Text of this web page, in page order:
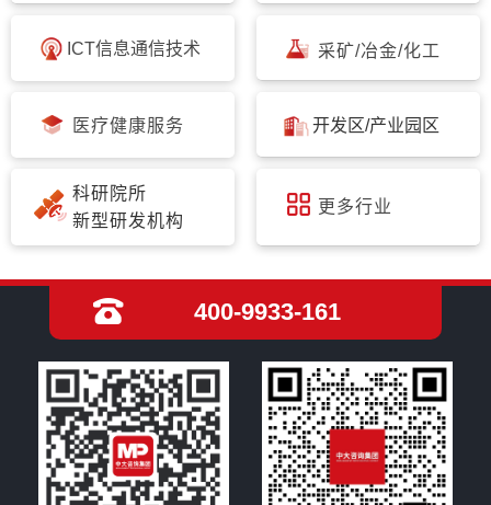
ICT信息通信技术 采矿/冶金/化工
医疗健康服务 开发区/产业园区
科研院所
新型研发机构
更多行业
400-9933-161